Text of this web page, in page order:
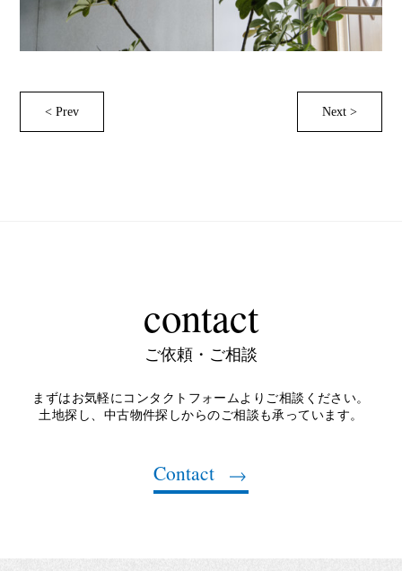
< Prev Next >
contact
ご依頼・ご相談
まずはお気軽にコンタクトフォームよりご相談ください。
土地探し、中古物件探しからのご相談も承っています。
Contact